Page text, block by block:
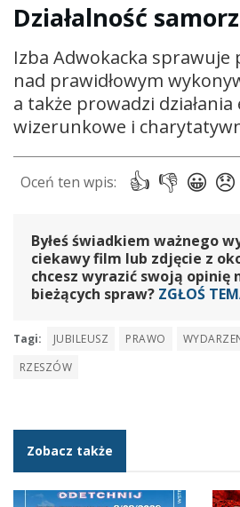
Działalność
Izba Adwokacka sprawuje
nad prawidłowym
a także prowadzi działania
wizerunkowe i
Byłeś świadkiem ważnego
ciekawy film lub zdjęcie z
chcesz wyrazić swoją opinię
bieżących spraw? ZGŁOŚ
Tagi: JUBILEUSZ PRAWO
RZESZÓW
Zobacz także